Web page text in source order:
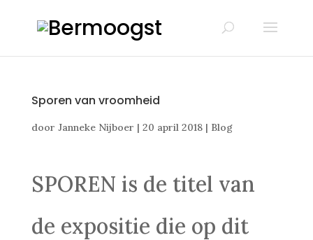
Sporen van vroomheid
door Janneke Nijboer | 20 april 2018| Blog
SPOREN is de titel van
de expositie die op dit